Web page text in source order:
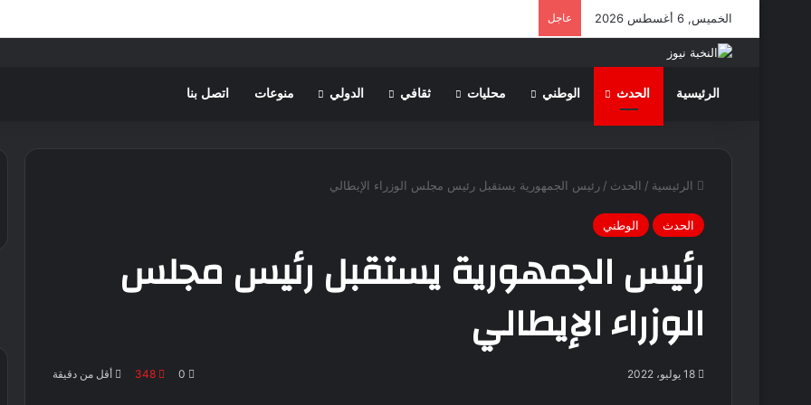
الخميس, 6 أغسطس 2026 عاجل
الرئيسية الحدث الوطني محليات ثقافي الدولي منوعات اتصل بنا
الرئيسية / الحدث / رئيس الجمهورية يستقبل رئيس مجلس الوزراء الإيطالي
الحدث الوطني
رئيس الجمهورية يستقبل رئيس مجلس
الوزراء الإيطالي
18 يوليو، 2022 0
348 أقل من دقيقة